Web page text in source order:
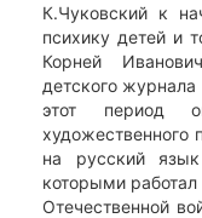
К.Чуковский к
психику детей и
Корней
детского
этот период
художественного
на русский
которыми
Отечественной